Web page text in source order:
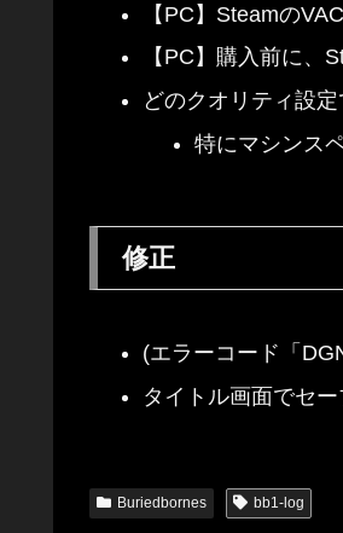
【PC】Steamの
【PC】購入前に、
どのクオリティ設
特にマシンス
修正
(エラーコード「
タイトル画面でセ
Buriedbornes bb1-log